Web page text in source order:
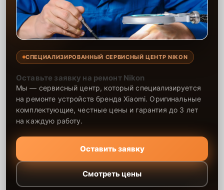
СПЕЦИАЛИЗИРОВАННЫЙ СЕРВИСНЫЙ ЦЕНТР NIKON
Оставьте заявку на ремонт Nikon
Мы — сервисный центр, который специализируется
на ремонте устройств бренда Xiaomi. Оригинальные
комплектующие, честные цены и гарантия до 3 лет
на каждую работу.
Оставить заявку
Смотреть цены